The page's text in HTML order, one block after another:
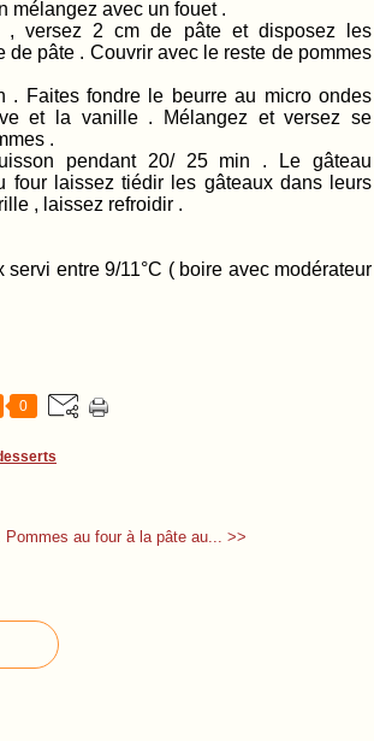
mélangez avec un fouet .
, versez 2 cm de pâte et disposez les
de pâte . Couvrir avec le reste de pommes
. Faites fondre le beurre au micro ondes
et la vanille . Mélangez et versez se
.
pendant 20/ 25 min . Le gâteau
laissez tiédir les gâteaux dans leurs
, laissez refroidir .
entre 9/11°C ( boire avec modérateur
0
Pommes au four à la pâte au... >>